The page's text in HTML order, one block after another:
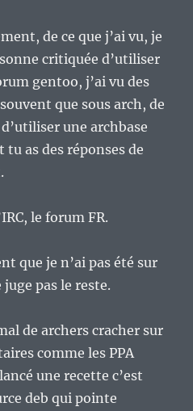
de ce que j’ai vu, je
critiquée d’utiliser
gentoo, j’ai vu des
que sous arch, de
une archbase
tu as des réponses de
le forum FR.
que je n’ai pas été sur
pas le reste.
de archers cracher sur
comme les PPA
une recette c’est
deb qui pointe